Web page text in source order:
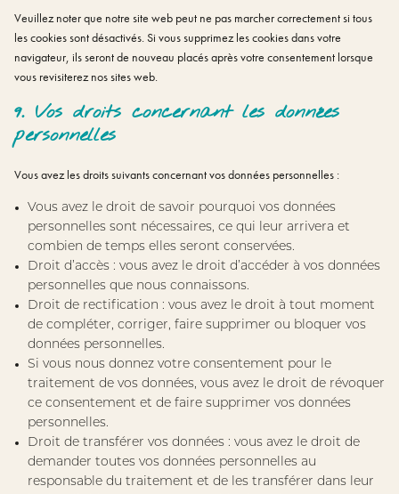
Veuillez noter que notre site web peut ne pas marcher correctement si tous
les cookies sont désactivés. Si vous supprimez les cookies dans votre
navigateur, ils seront de nouveau placés après votre consentement lorsque
vous revisiterez nos sites web.
9. Vos droits concernant les données
personnelles
Vous avez les droits suivants concernant vos données personnelles :
Vous avez le droit de savoir pourquoi vos données
personnelles sont nécessaires, ce qui leur arrivera et
combien de temps elles seront conservées.
Droit d’accès : vous avez le droit d’accéder à vos données
personnelles que nous connaissons.
Droit de rectification : vous avez le droit à tout moment
de compléter, corriger, faire supprimer ou bloquer vos
données personnelles.
Si vous nous donnez votre consentement pour le
traitement de vos données, vous avez le droit de révoquer
ce consentement et de faire supprimer vos données
personnelles.
Droit de transférer vos données : vous avez le droit de
demander toutes vos données personnelles au
responsable du traitement et de les transférer dans leur